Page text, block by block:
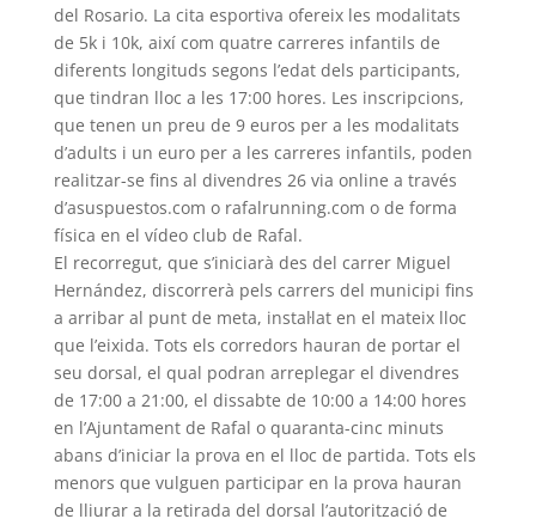
del Rosario. La cita esportiva ofereix les modalitats
de 5k i 10k, així com quatre carreres infantils de
diferents longituds segons l’edat dels participants,
que tindran lloc a les 17:00 hores. Les inscripcions,
que tenen un preu de 9 euros per a les modalitats
d’adults i un euro per a les carreres infantils, poden
realitzar-se fins al divendres 26 via online a través
d’asuspuestos.com o rafalrunning.com o de forma
física en el vídeo club de Rafal.
El recorregut, que s’iniciarà des del carrer Miguel
Hernández, discorrerà pels carrers del municipi fins
a arribar al punt de meta, instal·lat en el mateix lloc
que l’eixida. Tots els corredors hauran de portar el
seu dorsal, el qual podran arreplegar el divendres
de 17:00 a 21:00, el dissabte de 10:00 a 14:00 hores
en l’Ajuntament de Rafal o quaranta-cinc minuts
abans d’iniciar la prova en el lloc de partida. Tots els
menors que vulguen participar en la prova hauran
de lliurar a la retirada del dorsal l’autorització de